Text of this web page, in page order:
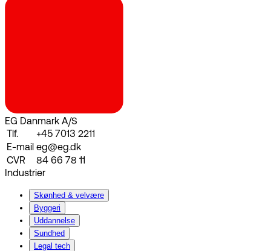
EG Danmark A/S
Tlf.
+45 7013 2211
E-mail eg@eg.dk
CVR
84 66 78 11
Industrier
Skønhed & velvære
Byggeri
Uddannelse
Sundhed
Legal tech